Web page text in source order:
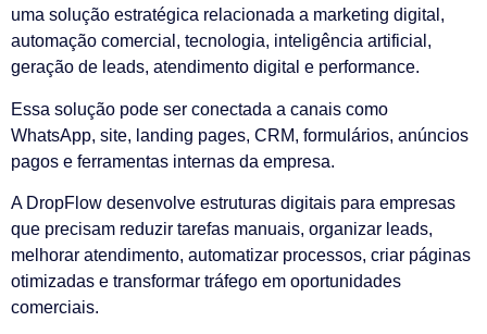
uma solução estratégica relacionada a marketing digital,
automação comercial, tecnologia, inteligência artificial,
geração de leads, atendimento digital e performance.
Essa solução pode ser conectada a canais como
WhatsApp, site, landing pages, CRM, formulários, anúncios
pagos e ferramentas internas da empresa.
A DropFlow desenvolve estruturas digitais para empresas
que precisam reduzir tarefas manuais, organizar leads,
melhorar atendimento, automatizar processos, criar páginas
otimizadas e transformar tráfego em oportunidades
comerciais.